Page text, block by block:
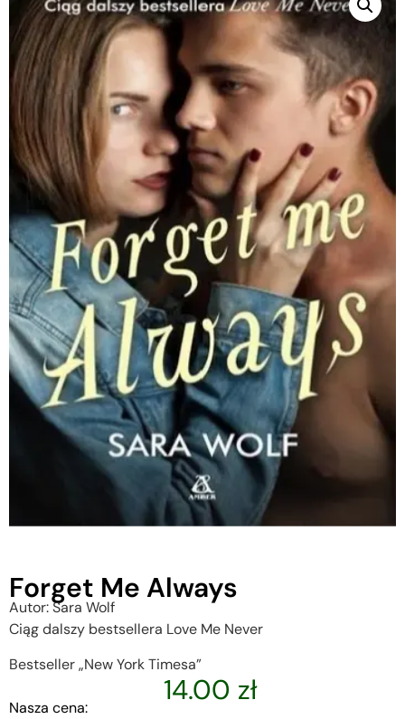
Forget Me Always
Autor: Sara Wolf
Ciąg dalszy bestsellera Love Me Never
Bestseller „New York Timesa”
Nasza cena:
14.00 zł